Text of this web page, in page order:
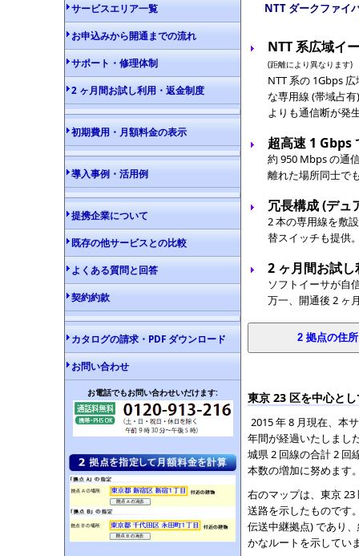
サービスエリア一覧
お申込みから開通までの流れ
サポート・修理体制
2 ヶ月間お試し利用・返金制度
初期費用・月額料金の表示
導入事例・活用例
提携企業について
既存の他サービスとの比較
よくある質問と回答
契約約款
カタログの請求・PDF ダウンロード
お問い合わせ
お電話でもお問い合わせいだけます:
NTT ダークファイ
NTT 系広域イ
(距離により異なります)
NTT 系の 1Gbps
な専用線 (帯域占
よりも通信断が発
超高速 1 Gbps
約 950 Mbps の通
離れた場所同士で
冗長構成 (デュ
2 本の専用線を敷
替スイッチも提供
2 ヶ月間お試し
ソフトイーサが自
万一、開通後 2 ヶ
東京 23 区を中心と
2015 年 8 月現在、本
年間が経過いたしまし
城県 2 回線の合計 2 回
本数の増加に努めます
右のマップは、東京
送路を示したものです
伝送中継拠点) であり
かなルートを示してい